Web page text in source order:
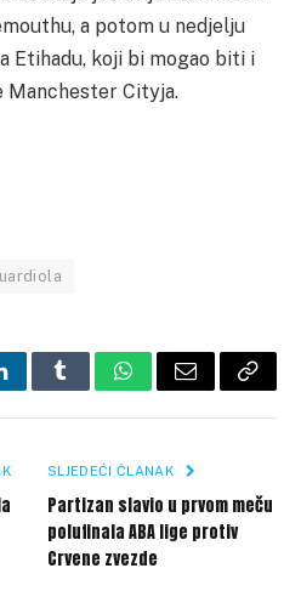
a potom u nedjelju
Etihadu, koji bi mogao biti i
Manchester Cityja.
TumblrWhatsApp
Email Copy
SLJEDEĆI ČLANAK
Partizan slavio u prvom meču
polufinala ABA lige protiv
Crvene zvezde